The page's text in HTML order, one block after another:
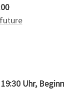
Uhr, Beginn